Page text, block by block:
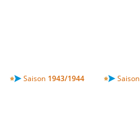
Saison 1943/1944 Saison